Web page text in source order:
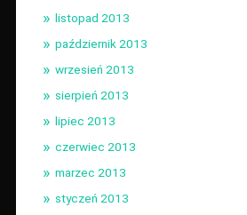
listopad 2013
październik 2013
wrzesień 2013
sierpień 2013
lipiec 2013
czerwiec 2013
marzec 2013
styczeń 2013